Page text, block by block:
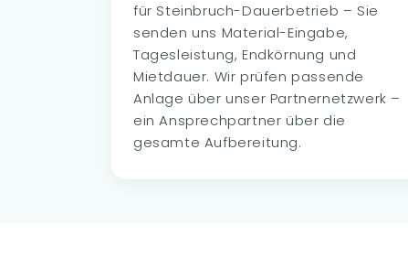
für Steinbruch-Dauerbetrieb – Sie
senden uns Material-Eingabe,
Tagesleistung, Endkörnung und
Mietdauer. Wir prüfen passende
Anlage über unser Partnernetzwerk –
ein Ansprechpartner über die
gesamte Aufbereitung.